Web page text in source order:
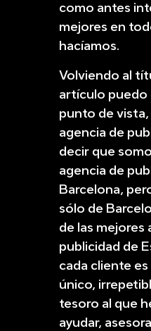
como antes
mejores en
hacíamos.
Volviendo al
artículo puedo
punto de
agencia de
decir que
agencia de
Barcelona,
sólo de
de las mejores
publicidad de
cada cliente
único,
tesoro al que
ayudar,